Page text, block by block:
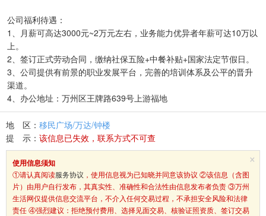
公司福利待遇：
1、月薪可高达3000元~2万元左右，业务能力优异者年薪可达10万以
上。
2、签订正式劳动合同，缴纳社保五险+中餐补贴+国家法定节假日。
3、公司提供有前景的职业发展平台，完善的培训体系及公平的晋升
渠道。
4、办公地址：万州区王牌路639号上游福地
地 区： 移民广场/万达/钟楼
提 示： 该信息已失效，联系方式不可查
×
使用信息须知
①请认真阅读服务协议 ，使用信息视为已知晓并同意该协议 ②该信息（含图
片）由用户自行发布，其真实性、准确性和合法性由信息发布者负责 ③万州
生活网仅提供信息交流平台，不介入任何交易过程，不承担安全风险和法律
责任 ④强烈建议：拒绝预付费用、选择见面交易、核验证照资质、签订交易